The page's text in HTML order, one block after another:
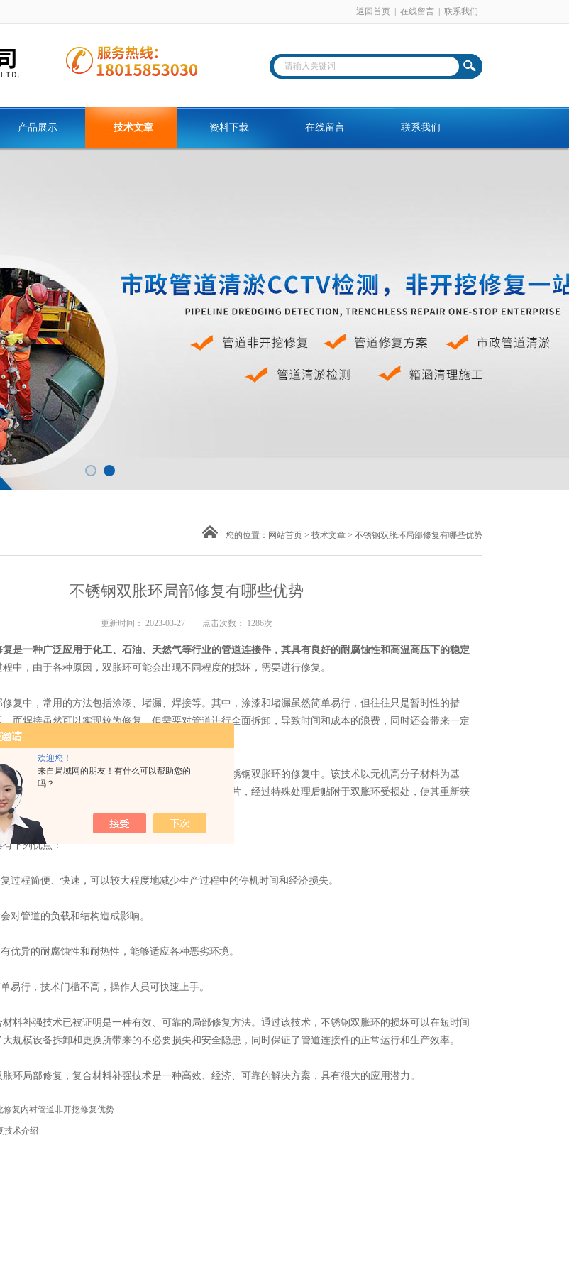
欢迎您！
来自局域网的朋友！有什么可以帮助您的
吗？
返回首页 在线留言 联系我们
产品展示 技术文章 资料下载 在线留言 联系我们
您的位置： 网站首页 > 技术文章 > 不锈钢双胀环局部修复有哪些优势
不锈钢双胀环局部修复有哪些优势
更新时间： 2023-03-27 点击次数： 1286次
复是一种广泛应用于化工、石油、天然气等行业的管道连接件，其具有良好的耐腐蚀性和高温高压下的稳定
中，由于各种原因，双胀环可能会出现不同程度的损坏，需要进行修复。
中，常用的方法包括涂漆、堵漏、焊接等。其中，涂漆和堵漏虽然简单易行，但往往只是暂时性的措
而焊接虽然可以实现较为修复，但需要对管道进行全面拆卸，导致时间和成本的浪费，同时还会带来一定
修复技术——复合材料补强技术被广泛应用于不锈钢双胀环的修复中。该技术以无机高分子材料为基
度，结合其它加固材料，制成具有一定形状的补强片，经过特殊处理后贴附于双胀环受损处，使其重新获
下列优点：
程简便、快速，可以较大程度地减少生产过程中的停机时间和经济损失。
管道的负载和结构造成影响。
异的耐腐蚀性和耐热性，能够适应各种恶劣环境。
行，技术门槛不高，操作人员可快速上手。
补强技术已被证明是一种有效、可靠的局部修复方法。通过该技术，不锈钢双胀环的损坏可以在短时间
规模设备拆卸和更换所带来的不必要损失和安全隐患，同时保证了管道连接件的正常运行和生产效率。
局部修复，复合材料补强技术是一种高效、经济、可靠的解决方案，具有很大的应用潜力。
修复内衬管道非开挖修复优势
技术介绍